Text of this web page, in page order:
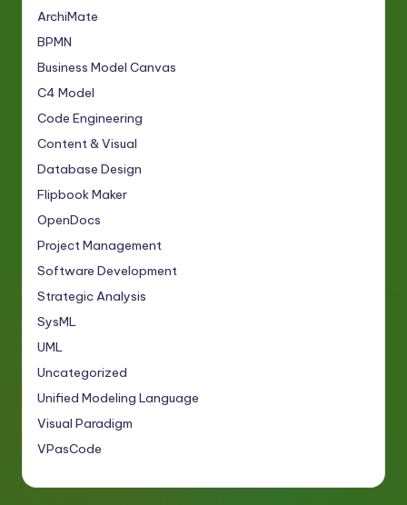
ArchiMate
BPMN
Business Model Canvas
C4 Model
Code Engineering
Content & Visual
Database Design
Flipbook Maker
OpenDocs
Project Management
Software Development
Strategic Analysis
SysML
UML
Uncategorized
Unified Modeling Language
Visual Paradigm
VPasCode